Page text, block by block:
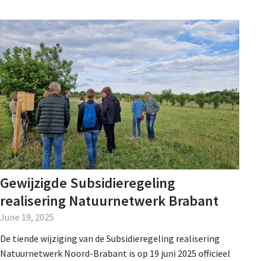
Gewijzigde Subsidieregeling
realisering Natuurnetwerk Brabant
June 19, 2025
De tiende wijziging van de Subsidieregeling realisering
Natuurnetwerk Noord-Brabant is op 19 juni 2025 officieel